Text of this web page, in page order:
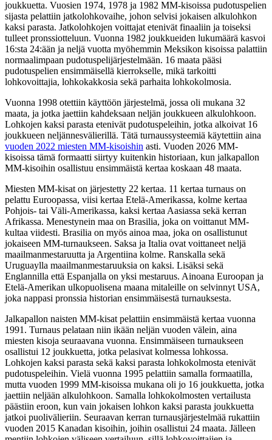
joukkuetta. Vuosien 1974, 1978 ja 1982 MM-kisoissa pudotuspelien
sijasta pelattiin jatkolohkovaihe, johon selvisi jokaisen alkulohkon
kaksi parasta. Jatkolohkojen voittajat etenivät finaaliin ja toiseksi
tulleet pronssiotteluun. Vuonna 1982 joukkueiden lukumäärä kasvoi
16:sta 24:ään ja neljä vuotta myöhemmin Meksikon kisoissa palattiin
normaalimpaan pudotuspelijärjestelmään. 16 maata pääsi
pudotuspelien ensimmäisellä kierrokselle, mikä tarkoitti
lohkovoittajia, lohkokakkosia sekä parhaita lohkokolmosia.
Vuonna 1998 otettiin käyttöön järjestelmä, jossa oli mukana 32
maata, ja jotka jaettiin kahdeksaan neljän joukkueen alkulohkoon.
Lohkojen kaksi parasta etenivät pudotuspeleihin, jotka alkoivat 16
joukkueen neljännesvälierillä. Tätä turnaussysteemiä käytettiin aina
vuoden 2022 miesten MM-kisoishin asti. Vuoden 2026 MM-
kisoissa tämä formaatti siirtyy kuitenkin historiaan, kun jalkapallon
MM-kisoihin osallistuu ensimmäistä kertaa koskaan 48 maata.
Miesten MM-kisat on järjestetty 22 kertaa. 11 kertaa turnaus on
pelattu Euroopassa, viisi kertaa Etelä-Amerikassa, kolme kertaa
Pohjois- tai Väli-Amerikassa, kaksi kertaa Aasiassa sekä kerran
Afrikassa. Menestynein maa on Brasilia, joka on voittanut MM-
kultaa viidesti. Brasilia on myös ainoa maa, joka on osallistunut
jokaiseen MM-turnaukseen. Saksa ja Italia ovat voittaneet neljä
maailmanmestaruutta ja Argentiina kolme. Ranskalla sekä
Uruguaylla maailmanmestaruuksia on kaksi. Lisäksi sekä
Englannilla että Espanjalla on yksi mestaruus. Ainoana Euroopan ja
Etelä-Amerikan ulkopuolisena maana mitaleille on selvinnyt USA,
joka nappasi pronssia historian ensimmäisestä turnauksesta.
Jalkapallon naisten MM-kisat pelattiin ensimmäistä kertaa vuonna
1991. Turnaus pelataan niin ikään neljän vuoden välein, aina
miesten kisoja seuraavana vuonna. Ensimmäiseen turnaukseen
osallistui 12 joukkuetta, jotka pelasivat kolmessa lohkossa.
Lohkojen kaksi parasta sekä kaksi parasta lohkokolmosta etenivät
pudotuspeleihin. Vielä vuonna 1995 pelattiin samalla formaatilla,
mutta vuoden 1999 MM-kisoissa mukana oli jo 16 joukkuetta, jotka
jaettiin neljään alkulohkoon. Samalla lohkokolmosten vertailusta
päästiin eroon, kun vain jokaisen lohkon kaksi parasta joukkuetta
jatkoi puolivälieriin. Seuraavan kerran turnausjärjestelmää rukattiin
vuoden 2015 Kanadan kisoihin, joihin osallistui 24 maata. Jälleen